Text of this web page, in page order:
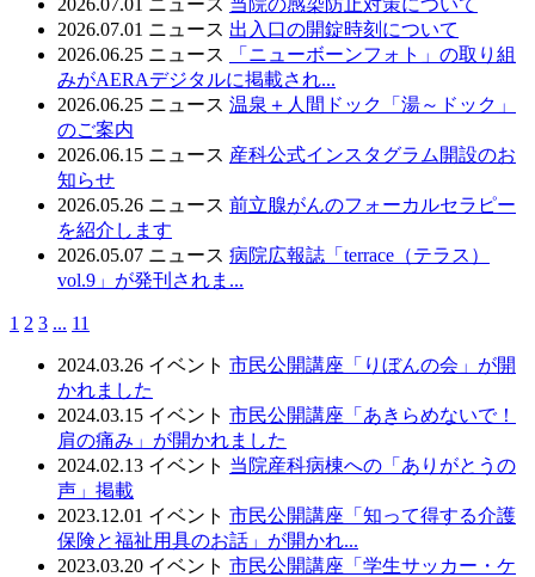
2026.07.01 ニュース 出入口の開錠時刻について
2026.06.25 ニュース
「ニューボーンフォト」の取り組
みがAERAデジタルに掲載され...
2026.06.25 ニュース 温泉＋人間ドック「湯～ドック」
のご案内
2026.06.15 ニュース 産科公式インスタグラム開設のお
知らせ
2026.05.26 ニュース 前立腺がんのフォーカルセラピー
を紹介します
2026.05.07 ニュース 病院広報誌「terrace（テラス）
vol.9」が発刊されま...
1 2 3 ... 11
2024.03.26 イベント 市民公開講座「りぼんの会」が開
かれました
2024.03.15 イベント 市民公開講座「あきらめないで！
肩の痛み」が開かれました
2024.02.13 イベント 当院産科病棟への「ありがとうの
声」掲載
2023.12.01 イベント 市民公開講座「知って得する介護
保険と福祉用具のお話」が開かれ...
2023.03.20 イベント 市民公開講座「学生サッカー・ケ